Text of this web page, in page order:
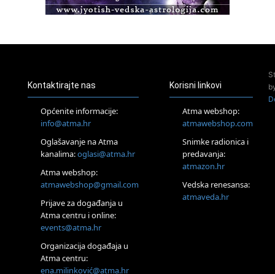
Access Energetski Facelift®
Tečaj Višeg Vodstva, razvijanja intuicije i Akaša zapisa
25.08.
Upisi u program Profesionalni hipnoterapeut — nova
generacija kreće 25.08. 2026.
Online
Škola BaZi – put prema dubljem razumijevanju sebe
Visoko
Alemka Dauskardt – Jednodnevna radionica sistemskih
konstelacija
Online
SPAVAJ… Priče za lakšu noć
Kontaktirajte nas
Općenite informacije:
info@atma.hr
Oglašavanje na Atma
kanalima:oglasi@atma.hr
Atma webshop:
atmawebshop@gmail.com
Prijave za događanja u
Atma centru i online:
events@atma.hr
Organizacija događaja u
Atma centru:
ena.milinković@atma.hr
Korisni linkovi
Atma webshop:
atmawebshop.com
Snimke radionica i
predavanja:
atmazon.hr
Vedska renesansa:
atmaveda.hr